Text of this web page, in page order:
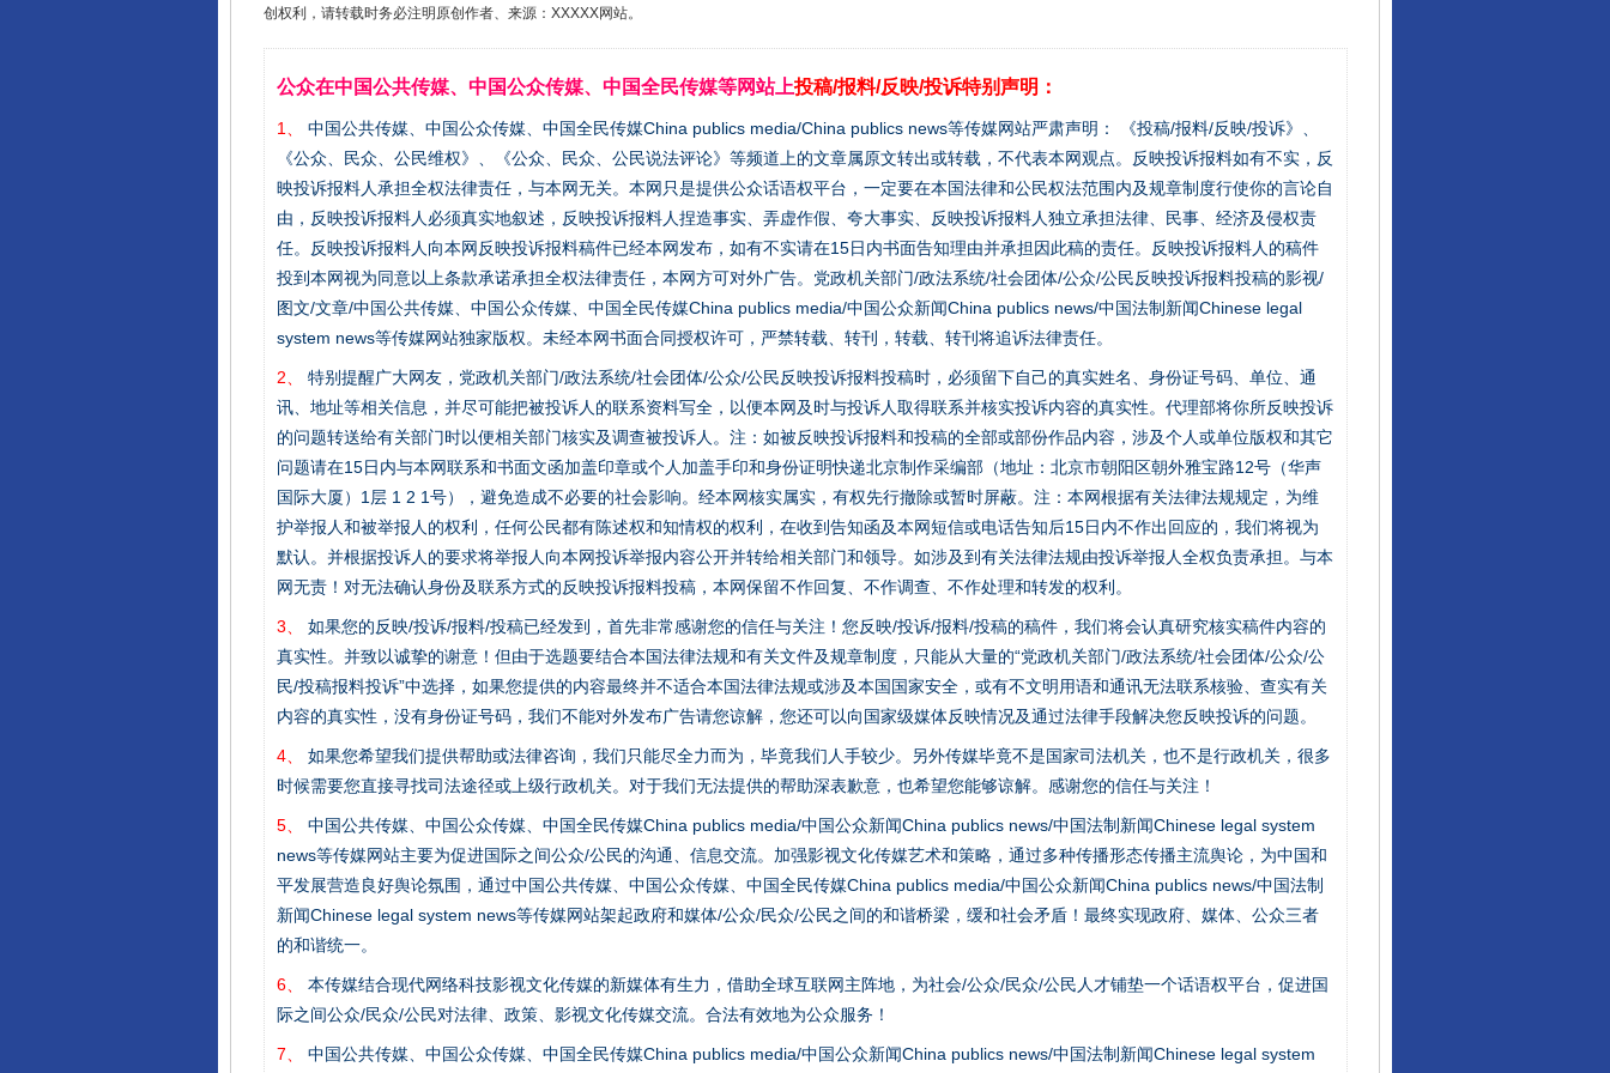
创权利，请转载时务必注明原创作者、来源：XXXXX网站。
公众在中国公共传媒、中国公众传媒、中国全民传媒等网站上投稿/报料/反映/投诉特别声明：
1、
中国公共传媒、中国公众传媒、中国全民传媒China publics media/China publics news等传媒网站严肃声明： 《投稿/报料/反映/投诉》、
《公众、民众、公民维权》、《公众、民众、公民说法评论》等频道上的文章属原文转出或转载，不代表本网观点。反映投诉报料如有不实，反
映投诉报料人承担全权法律责任，与本网无关。本网只是提供公众话语权平台，一定要在本国法律和公民权法范围内及规章制度行使你的言论自
由，反映投诉报料人必须真实地叙述，反映投诉报料人捏造事实、弄虚作假、夸大事实、反映投诉报料人独立承担法律、民事、经济及侵权责
任。反映投诉报料人向本网反映投诉报料稿件已经本网发布，如有不实请在15日内书面告知理由并承担因此稿的责任。反映投诉报料人的稿件
投到本网视为同意以上条款承诺承担全权法律责任，本网方可对外广告。党政机关部门/政法系统/社会团体/公众/公民反映投诉报料投稿的影视/
图文/文章/中国公共传媒、中国公众传媒、中国全民传媒China publics media/中国公众新闻China publics news/中国法制新闻Chinese legal
system news等传媒网站独家版权。未经本网书面合同授权许可，严禁转载、转刊，转载、转刊将追诉法律责任。
2、
特别提醒广大网友，党政机关部门/政法系统/社会团体/公众/公民反映投诉报料投稿时，必须留下自己的真实姓名、身份证号码、单位、通
讯、地址等相关信息，并尽可能把被投诉人的联系资料写全，以便本网及时与投诉人取得联系并核实投诉内容的真实性。代理部将你所反映投诉
的问题转送给有关部门时以便相关部门核实及调查被投诉人。注：如被反映投诉报料和投稿的全部或部份作品内容，涉及个人或单位版权和其它
问题请在15日内与本网联系和书面文函加盖印章或个人加盖手印和身份证明快递北京制作采编部（地址：北京市朝阳区朝外雅宝路12号（华声
国际大厦）1层 1 2 1号），避免造成不必要的社会影响。经本网核实属实，有权先行撤除或暂时屏蔽。注：本网根据有关法律法规规定，为维
护举报人和被举报人的权利，任何公民都有陈述权和知情权的权利，在收到告知函及本网短信或电话告知后15日内不作出回应的，我们将视为
默认。并根据投诉人的要求将举报人向本网投诉举报内容公开并转给相关部门和领导。如涉及到有关法律法规由投诉举报人全权负责承担。与本
网无责！对无法确认身份及联系方式的反映投诉报料投稿，本网保留不作回复、不作调查、不作处理和转发的权利。
3、
如果您的反映/投诉/报料/投稿已经发到，首先非常感谢您的信任与关注！您反映/投诉/报料/投稿的稿件，我们将会认真研究核实稿件内容的
真实性。并致以诚挚的谢意！但由于选题要结合本国法律法规和有关文件及规章制度，只能从大量的“党政机关部门/政法系统/社会团体/公众/公
民/投稿报料投诉”中选择，如果您提供的内容最终并不适合本国法律法规或涉及本国国家安全，或有不文明用语和通讯无法联系核验、查实有关
内容的真实性，没有身份证号码，我们不能对外发布广告请您谅解，您还可以向国家级媒体反映情况及通过法律手段解决您反映投诉的问题。
4、
如果您希望我们提供帮助或法律咨询，我们只能尽全力而为，毕竟我们人手较少。另外传媒毕竟不是国家司法机关，也不是行政机关，很多
时候需要您直接寻找司法途径或上级行政机关。对于我们无法提供的帮助深表歉意，也希望您能够谅解。感谢您的信任与关注！
5、
中国公共传媒、中国公众传媒、中国全民传媒China publics media/中国公众新闻China publics news/中国法制新闻Chinese legal system
news等传媒网站主要为促进国际之间公众/公民的沟通、信息交流。加强影视文化传媒艺术和策略，通过多种传播形态传播主流舆论，为中国和
平发展营造良好舆论氛围，通过中国公共传媒、中国公众传媒、中国全民传媒China publics media/中国公众新闻China publics news/中国法制
新闻Chinese legal system news等传媒网站架起政府和媒体/公众/民众/公民之间的和谐桥梁，缓和社会矛盾！最终实现政府、媒体、公众三者
的和谐统一。
6、
本传媒结合现代网络科技影视文化传媒的新媒体有生力，借助全球互联网主阵地，为社会/公众/民众/公民人才铺垫一个话语权平台，促进国
际之间公众/民众/公民对法律、政策、影视文化传媒交流。合法有效地为公众服务！
7、
中国公共传媒、中国公众传媒、中国全民传媒China publics media/中国公众新闻China publics news/中国法制新闻Chinese legal system